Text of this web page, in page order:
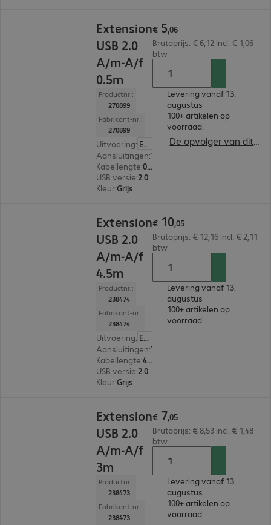
Extension
USB 2.0
A/m-A/f
0.5m
Productnr.:
270899
Fabrikant-nr.:
270899
Uitvoering: Europa
Aansluitingen:
Kabellengte: 0,5 m
USB versie:2.0
Kleur:Grijs
€ 5,06
Brutoprijs: € 6,12 incl. € 1,06
btw
Levering vanaf 13.
augustus
100+ artikelen op
voorraad.
De opvolger van dit product bekijken
Extension
USB 2.0
A/m-A/f
4.5m
Productnr.:
238474
Fabrikant-nr.:
238474
Uitvoering: Europa
Aansluitingen:
Kabellengte: 4,5 m
USB versie:2.0
Kleur:Grijs
€ 10,05
Brutoprijs: € 12,16 incl. € 2,11
btw
Levering vanaf 13.
augustus
100+ artikelen op
voorraad.
Extension
USB 2.0
A/m-A/f
3m
Productnr.:
238473
Fabrikant-nr.:
238473
€ 7,05
Brutoprijs: € 8,53 incl. € 1,48
btw
Levering vanaf 13.
augustus
100+ artikelen op
voorraad.